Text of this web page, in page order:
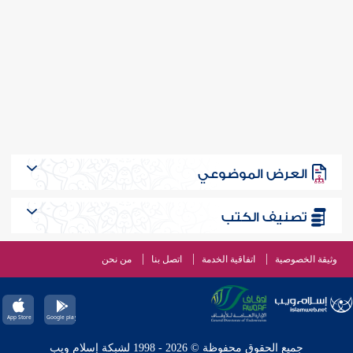
العرض الموضوعي
تصنيف الكتب
وثيقة الخصوصية اتفاقية الخدمة اتصل بنا من نحن
جميع الحقوق محفوظة © 2026 - 1998 لشبكة إسلام ويب